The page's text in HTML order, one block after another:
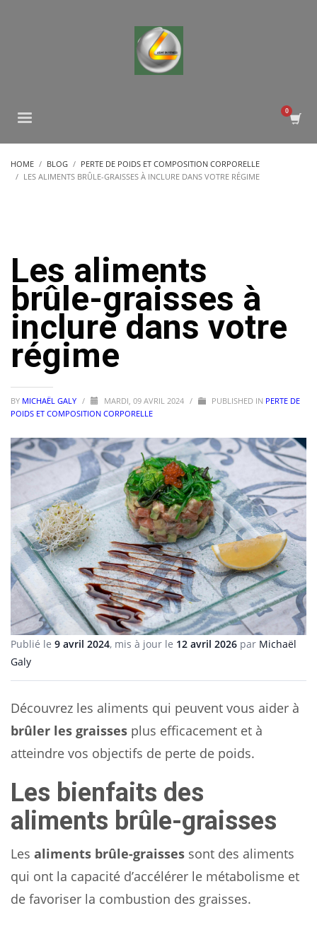
HOME BLOG
PERTE DE POIDS ET COMPOSITION CORPORELLE
LES ALIMENTS BRÛLE-GRAISSES À INCLURE DANS VOTRE RÉGIME
Les aliments
brûle-graisses à
inclure dans votre
régime
BY MICHAËL GALY / MARDI, 09 AVRIL 2024 / PUBLISHED IN PERTE DE
POIDS ET COMPOSITION CORPORELLE
Publié le 9 avril 2024, mis à jour le 12 avril 2026 par Michaël
Galy
Découvrez les aliments qui peuvent vous aider à
brûler les graisses plus efficacement et à
atteindre vos objectifs de perte de poids.
Les bienfaits des
aliments brûle-graisses
Les aliments brûle-graisses sont des aliments
qui ont la capacité d’accélérer le métabolisme et
de favoriser la combustion des graisses.